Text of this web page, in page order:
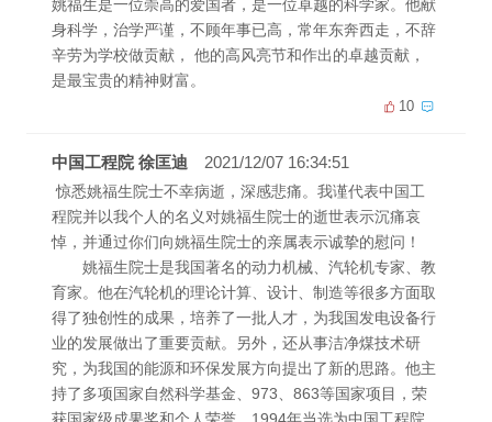
姚福生是一位崇高的爱国者，是一位卓越的科学家。他献
身科学，治学严谨，不顾年事已高，常年东奔西走，不辞
辛劳为学校做贡献， 他的高风亮节和作出的卓越贡献，
是最宝贵的精神财富。
10
中国工程院 徐匡迪 2021/12/07 16:34:51
惊悉姚福生院士不幸病逝，深感悲痛。我谨代表中国工
程院并以我个人的名义对姚福生院士的逝世表示沉痛哀
悼，并通过你们向姚福生院士的亲属表示诚挚的慰问！
姚福生院士是我国著名的动力机械、汽轮机专家、教
育家。他在汽轮机的理论计算、设计、制造等很多方面取
得了独创性的成果，培养了一批人才，为我国发电设备行
业的发展做出了重要贡献。另外，还从事洁净煤技术研
究，为我国的能源和环保发展方向提出了新的思路。他主
持了多项国家自然科学基金、973、863等国家项目，荣